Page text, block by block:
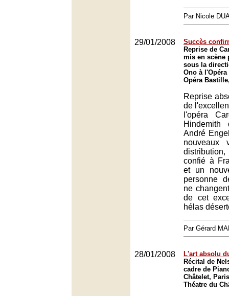
Par Nicole
29/01/2008
Succès
Reprise de
mis en scène
sous la
Ono à
Opéra
Reprise
de
l'opéra
Hindemith
André
nouveaux
confié à
et un
personne
ne
de cet
hélas
Par Gérard
28/01/2008
L'art absolu
Récital de
cadre de
Châtelet,
Théatre du